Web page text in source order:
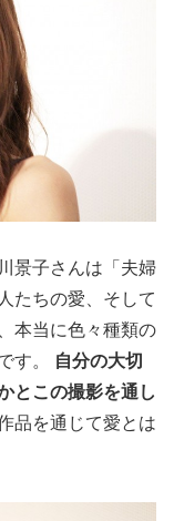
景子さんは「夫婦
たちの愛、そして
本当に色々種類の
す。
自分の大切
とこの撮影を通し
品を通じて愛とは